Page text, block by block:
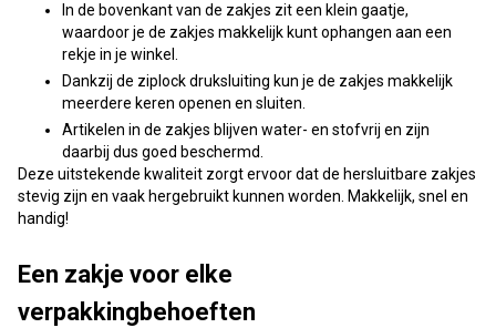
In de bovenkant van de zakjes zit een klein gaatje,
waardoor je de zakjes makkelijk kunt ophangen aan een
rekje in je winkel.
Dankzij de ziplock druksluiting kun je de zakjes makkelijk
meerdere keren openen en sluiten.
Artikelen in de zakjes blijven water- en stofvrij en zijn
daarbij dus goed beschermd.
Deze uitstekende kwaliteit zorgt ervoor dat de hersluitbare zakjes
stevig zijn en vaak hergebruikt kunnen worden. Makkelijk, snel en
handig!
Een zakje voor elke
verpakkingbehoeften